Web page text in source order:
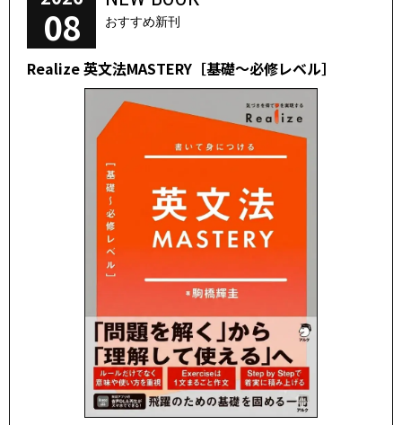
08 おすすめ新刊
Realize 英文法MASTERY［基礎～必修レベル］